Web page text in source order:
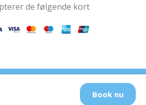
Book nu
de følgende kort